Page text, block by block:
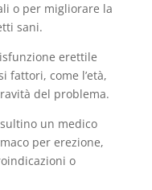
o per migliorare la
sani.
erettile
fattori, come l’età,
del problema.
un medico
per erezione,
o